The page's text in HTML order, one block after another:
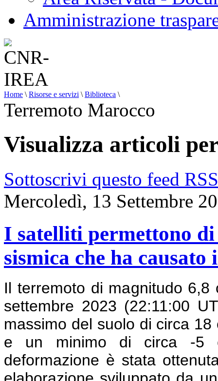
Amministrazione
Home \ Risorse e servizi \ Biblioteca \
Terremoto Marocco
Visualizza articoli
Sottoscrivi questo feed RSS
Mercoledì, 13 Settembre
I satelliti permettono
sismica che ha
Il terremoto di magnitudo 6,8
settembre 2023 (22:11:00
massimo del suolo di circa
e un minimo di circa -5
deformazione è stata